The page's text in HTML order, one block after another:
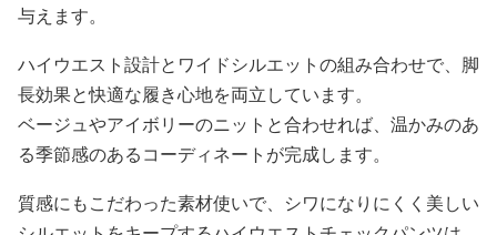
与えます。
ハイウエスト設計とワイドシルエットの組み合わせで、脚
長効果と快適な履き心地を両立しています。
ベージュやアイボリーのニットと合わせれば、温かみのあ
る季節感のあるコーディネートが完成します。
質感にもこだわった素材使いで、シワになりにくく美しい